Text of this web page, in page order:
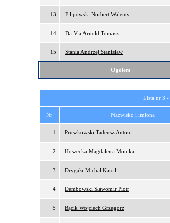
13 Filipowski Norbert Walenty
14 Da-Via Arnold Tomasz
15 Stania Andrzej Stanisław
Ogółem
Lista nr 3 -
Nr Nazwisko i imiona
1 Pruszkowski Tadeusz Antoni
2 Hoszecka Magdalena Monika
3 Drygała Michał Karol
4 Dembowski Sławomir Piotr
5 Bącik Wojciech Grzegorz